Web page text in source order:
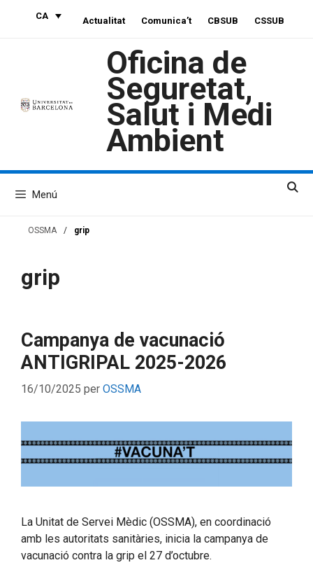
CA Actualitat Comunica’t CBSUB CSSUB
Oficina de
Seguretat,
Salut i Medi
Ambient
Menú
OSSMA / grip
grip
Campanya de vacunació
ANTIGRIPAL 2025-2026
16/10/2025 per OSSMA
La Unitat de Servei Mèdic (OSSMA), en coordinació
amb les autoritats sanitàries, inicia la campanya de
vacunació contra la grip el 27 d’octubre.